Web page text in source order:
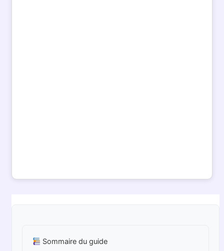
Sommaire du guide